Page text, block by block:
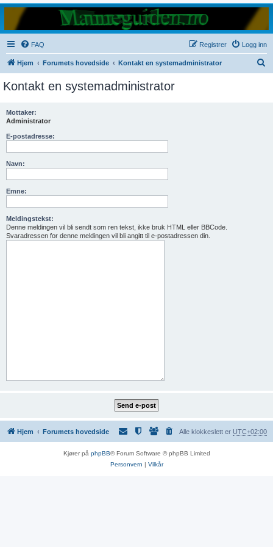
FAQ Logg inn
Registrer
Hjem Forumets hovedside Kontakt en systemadministrator
Kontakt en systemadministrator
Mottaker:
Administrator
E-postadresse:
Navn:
Emne:
Meldingstekst:
Denne meldingen vil bli sendt som ren tekst, ikke bruk HTML eller BBCode.
Svaradressen for denne meldingen vil bli angitt til e-postadressen din.
Hjem Forumets hovedside Alle klokkeslett er UTC+02:00
Kjører på phpBB® Forum Software © phpBB Limited
Personvern | Vilkår